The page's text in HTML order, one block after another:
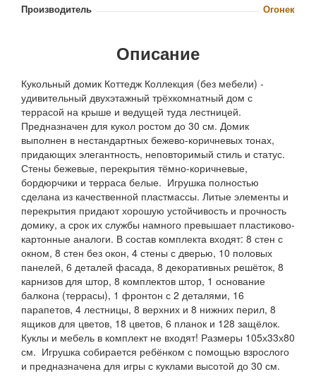
Производитель
Огонек
Описание
Кукольный домик Коттедж Коллекция (без мебели) -
удивительный двухэтажный трёхкомнатный дом с
террасой на крыше и ведущей туда лестницей.
Предназначен для кукол ростом до 30 см. Домик
выполнен в нестандартных бежево-коричневых тонах,
придающих элегантность, неповторимый стиль и статус.
Стены бежевые, перекрытия тёмно-коричневые,
бордюрчики и терраса белые. Игрушка полностью
сделана из качественной пластмассы. Литые элементы и
перекрытия придают хорошую устойчивость и прочность
домику, а срок их службы намного превышает пластиково-
картонные аналоги. В состав комплекта входят: 8 стен с
окном, 8 стен без окон, 4 стены с дверью, 10 половых
панелей, 6 деталей фасада, 8 декоративных решёток, 8
карнизов для штор, 8 комплектов штор, 1 основание
балкона (террасы), 1 фронтон с 2 деталями, 16
парапетов, 4 лестницы, 8 верхних и 8 нижних перил, 8
ящиков для цветов, 18 цветов, 6 планок и 128 защёлок.
Куклы и мебель в комплект не входят! Размеры 105х33х80
см. Игрушка собирается ребёнком с помощью взрослого
и предназначена для игры с куклами высотой до 30 см.